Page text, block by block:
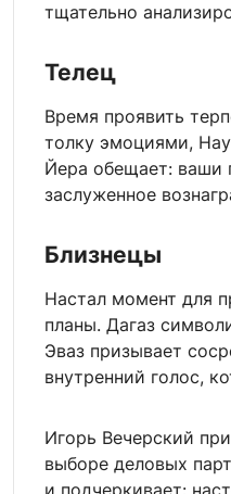
тщательно
Телец
Время проявить
толку эмоциями,
Йера обещает: ваши
заслуженное
Близнецы
Настал момент для
планы. Дагаз
Эваз призывает
внутренний голос,
Игорь Вечерский
выборе деловых